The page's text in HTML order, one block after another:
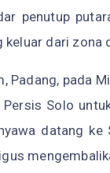
penutup
dari zona
Padang, pada
Solo
datang